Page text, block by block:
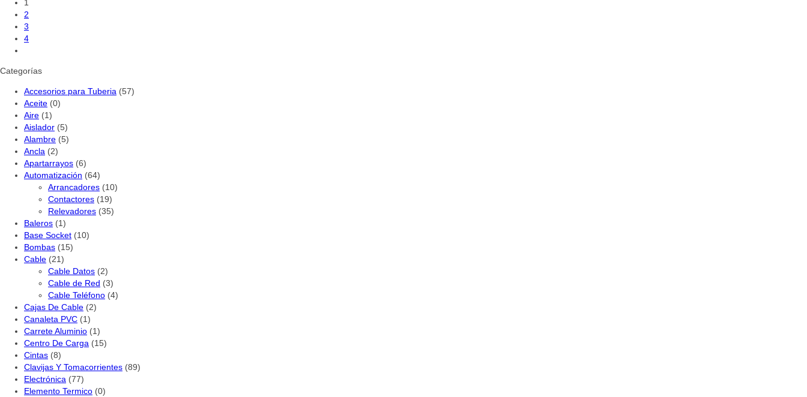
1
2
3
4
Categorías
Accesorios para Tuberia (57)
Aceite (0)
Aire (1)
Aislador (5)
Alambre (5)
Ancla (2)
Apartarrayos (6)
Automatización (64)
Arrancadores (10)
Contactores (19)
Relevadores (35)
Baleros (1)
Base Socket (10)
Bombas (15)
Cable (21)
Cable Datos (2)
Cable de Red (3)
Cable Teléfono (4)
Cajas De Cable (2)
Canaleta PVC (1)
Carrete Aluminio (1)
Centro De Carga (15)
Cintas (8)
Clavijas Y Tomacorrientes (89)
Electrónica (77)
Elemento Termico (0)